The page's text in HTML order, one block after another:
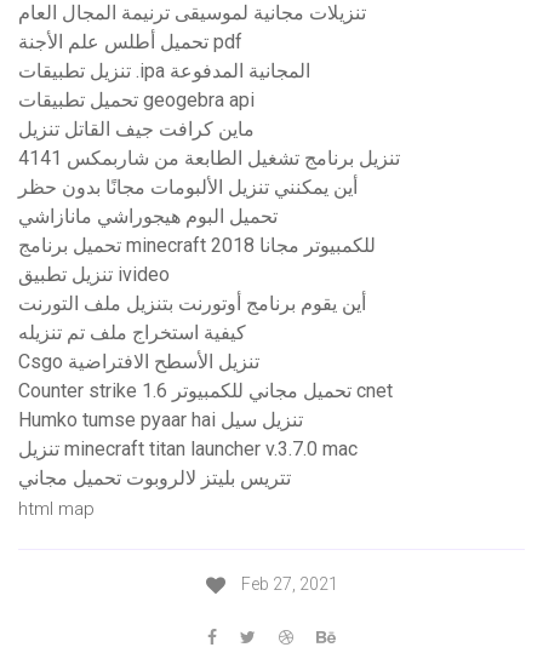
تنزيلات مجانية لموسيقى ترنيمة المجال العام
تحميل أطلس علم الأجنة pdf
تنزيل تطبيقات .ipa المجانية المدفوعة
تحميل تطبيقات geogebra api
ماين كرافت جيف القاتل تنزيل
تنزيل برنامج تشغيل الطابعة من شاربمكس 4141
أين يمكنني تنزيل الألبومات مجانًا بدون حظر
تحميل البوم هيجوراشي مانازاشي
تحميل برنامج minecraft للكمبيوتر مجانا 2018
تنزيل تطبيق ivideo
أين يقوم برنامج أوتورنت بتنزيل ملف التورنت
كيفية استخراج ملف تم تنزيله
Csgo تنزيل الأسطح الافتراضية
Counter strike 1.6 تحميل مجاني للكمبيوتر cnet
Humko tumse pyaar hai تنزيل سيل
تنزيل minecraft titan launcher v.3.7.0 mac
تتريس بليتز لالروبوت تحميل مجاني
html map
Feb 27, 2021